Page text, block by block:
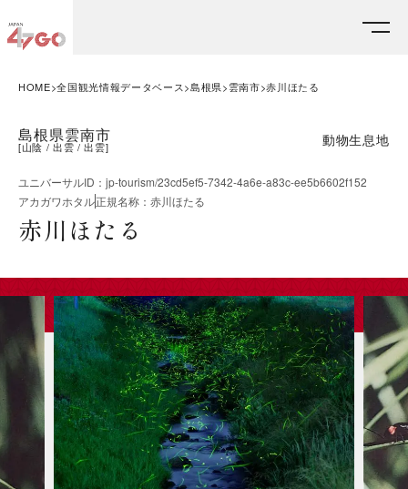
HOME 全国観光情報データベース 島根県 雲南市 赤川ほたる
島根県雲南市
[山陰 出雲 出雲] 動物生息地
ユニバーサルID ： jp-tourism/23cd5ef5-7342-4a6e-a83c-ee5b6602f152
アカガワホタル正規名称 ： 赤川ほたる
赤川ほたる